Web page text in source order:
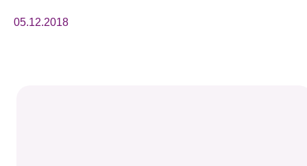
05.12.2018